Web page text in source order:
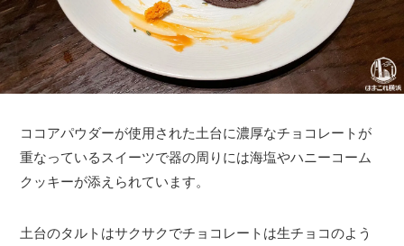
ココアパウダーが使用された土台に濃厚なチョコレートが
重なっているスイーツで器の周りには海塩やハニーコーム
クッキーが添えられています。
土台のタルトはサクサクでチョコレートは生チョコのよう